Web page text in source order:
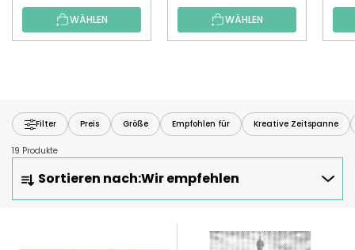
WÄHLEN WÄHLEN
Filter Preis Größe Empfohlen für Kreative Zeitspanne
19 Produkte
O
Sortieren nach:Wir empfehlen